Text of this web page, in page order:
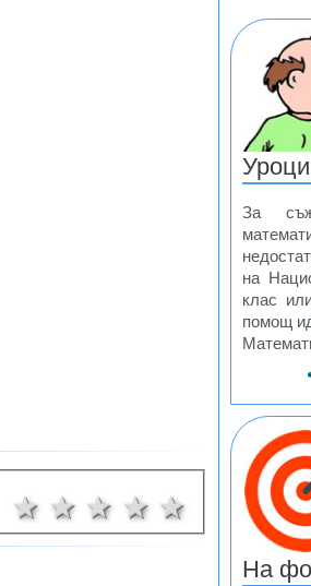
5
4 звезди
3 звезди
2 звезди
1 звезда
За
на
клас
помощ
На